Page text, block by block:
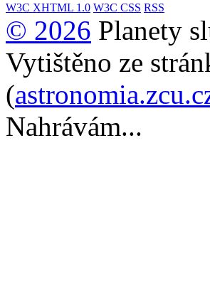
W3C XHTML 1.0 W3C CSS RSS
© 2026 Planety
Vytištěno ze
(
Nahrávám...